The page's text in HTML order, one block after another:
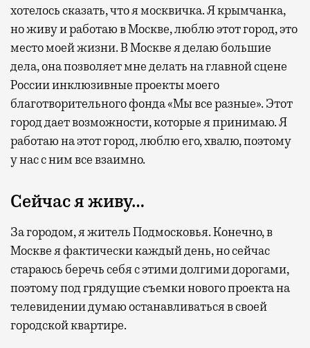
хотелось сказать, что я москвичка. Я крымчанка,
но живу и работаю в Москве, люблю этот город, это
место моей жизни. В Москве я делаю большие
дела, она позволяет мне делать на главной сцене
России инклюзивные проекты моего
благотворительного фонда «Мы все разные». Этот
город дает возможности, которые я принимаю. Я
работаю на этот город, люблю его, хвалю, поэтому
у нас с ним все взаимно.
Сейчас я живу…
За городом, я житель Подмосковья. Конечно, в
Москве я фактически каждый день, но сейчас
стараюсь беречь себя с этими долгими дорогами,
поэтому под грядущие съемки нового проекта на
телевидении думаю останавливаться в своей
городской квартире.